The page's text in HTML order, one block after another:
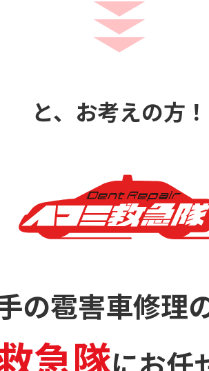
と、お考えの方！
の雹害車修理
急隊